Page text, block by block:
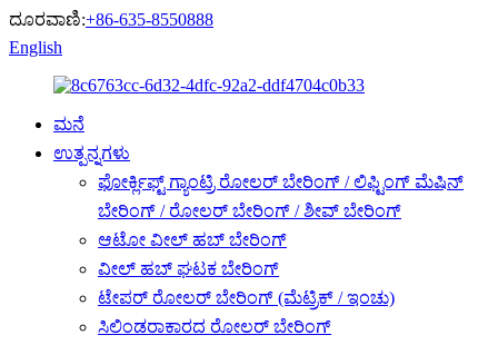
ದೂರವಾಣಿ:+86-635-8550888
English
ಮನೆ
ಉತ್ಪನ್ನಗಳು
ಫೋರ್ಕ್ಲಿಫ್ಟ್ ಗ್ಯಾಂಟ್ರಿ ರೋಲರ್ ಬೇರಿಂಗ್ / ಲಿಫ್ಟಿಂಗ್ ಮೆಷಿನ್
ಬೇರಿಂಗ್ / ರೋಲರ್ ಬೇರಿಂಗ್ / ಶೀವ್ ಬೇರಿಂಗ್
ಆಟೋ ವೀಲ್ ಹಬ್ ಬೇರಿಂಗ್
ವೀಲ್ ಹಬ್ ಘಟಕ ಬೇರಿಂಗ್
ಟೇಪರ್ ರೋಲರ್ ಬೇರಿಂಗ್ (ಮೆಟ್ರಿಕ್ / ಇಂಚು)
ಸಿಲಿಂಡರಾಕಾರದ ರೋಲರ್ ಬೇರಿಂಗ್